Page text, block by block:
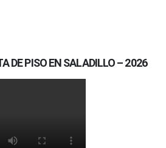
DE PISO EN SALADILLO – 2026